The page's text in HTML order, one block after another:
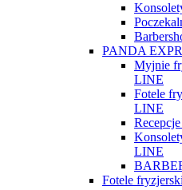
PANDA
Myjnie
LINE
Fotele
LINE
LINE
Fotele